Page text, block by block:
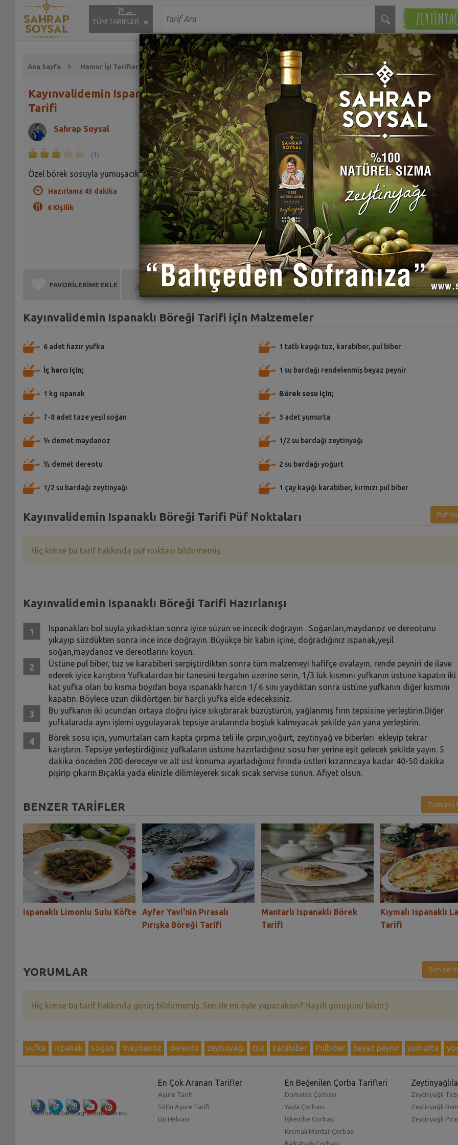
TÜM TARİFLER
Ana Sayfa Hamur İşi Tarifleri Börek Tarifleri
Kayınvalidemin Ispanaklı Böreği
Tarifi
Sahrap Soysal
(1)
Özel börek sosuyla yumuşacık oluyor bu börek.
Hazırlama 45 dakika
6 Kişilik
FAVORİLERİME EKLE BEN DE YAPTIM TARİFE PUAN VER TARİFİ PAYLAŞ TARİFİ
Kayınvalidemin Ispanaklı Böreği Tarifi için Malzemeler
6 adet hazır yufka
İç harcı için;
1 kg ıspanak
7-8 adet taze yeşil soğan
½ demet maydanoz
½ demet dereotu
1/2 su bardağı zeytinyağı
1 tatlı kaşığı tuz, karabiber, pul biber
1 su bardağı rendelenmiş beyaz peynir
Börek sosu için;
3 adet yumurta
1/2 su bardağı zeytinyağı
2 su bardağı yoğurt
1 çay kaşığı karabiber, kırmızı pul biber
Kayınvalidemin Ispanaklı Böreği Tarifi Püf Noktaları Püf
Hiç kimse bu tarif hakkında püf noktası bildirmemiş.
Kayınvalidemin Ispanaklı Böreği Tarifi Hazırlanışı
Ispanakları bol suyla yıkadıktan sonra iyice süzün ve incecik doğrayın . Soğanları,maydanoz ve dereotunu
yıkayıp süzdükten sonra ince ince doğrayın. Büyükçe bir kabın içine, doğradığınız ıspanak,yeşil
soğan,maydanoz ve dereotlarını koyun.
Üstüne pul biber, tuz ve karabiberi serpiştirdikten sonra tüm malzemeyi hafifçe ovalayın, rende peyniri de ilave
ederek iyice karıştırın Yufkalardan bir tanesini tezgahın üzerine serin, 1/3 lük kısmını yufkanın üstüne kapatın iki
kat yufka olan bu kısma boydan boya ıspanaklı harcın 1/ 6 sını yaydıktan sonra üstüne yufkanın diğer kısmını
kapatın. Böylece uzun dikdörtgen bir harçlı yufka elde edeceksiniz.
Bu yufkanın iki ucundan ortaya doğru iyice sıkıştırarak büzüştürün, yağlanmış fırın tepsisine yerleştirin.Diğer
yufkalarada aynı işlemi uygulayarak tepsiye aralarında boşluk kalmıyacak şekilde yan yana yerleştirin.
Börek sosu için, yumurtaları cam kapta çırpma teli ile çırpın,yoğurt, zeytinyağ ve biberleri ekleyip tekrar
karıştırın. Tepsiye yerleştirdiğiniz yufkaların üstüne hazırladığınız sosu her yerine eşit gelecek şekilde yayın. 5
dakika önceden 200 dereceye ve alt üst konuma ayarladığınız fırında üstleri kızarıncaya kadar 40-50 dakika
pişirip çıkarın.Bıçakla yada elinizle dilimleyerek sıcak sıcak servise sunun. Afiyet olsun.
BENZER TARİFLER Tümünü
Ispanaklı Limonlu Sulu Köfte
Ayfer Yavi'nin Pırasalı
Pırışka Böreği Tarifi
Mantarlı Ispanaklı Börek
Tarifi
Kıymalı Ispanaklı
Tarifi
YORUMLAR Sen de
Hiç kimse bu tarif hakkında görüş bildirmemiş. Sen de mi öyle yapacaksın? Haydi görüşünü bildir:)
yufka ıspanak soğan maydanoz dereotu zeytinyağı tuz karabiber Pulbiber beyaz peynir yumurta
En Çok Aranan Tarifler
Aşure Tarifi
Sütlü Aşure Tarifi
Un Helvası
En Beğenilen Çorba Tarifleri
Domates Çorbası
Yayla Çorbası
İşkembe Çorbası
Kremalı Mantar Çorbası
Balkabağı Çorbası
Zeytinyağlı
Zeytinyağlı
Zeytinyağlı